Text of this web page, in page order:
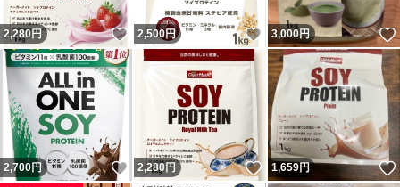
2,280円 いいね！
2,500円 いいね！
3,000円
2,700円 いいね！
2,280 円 いいね！
1,659円